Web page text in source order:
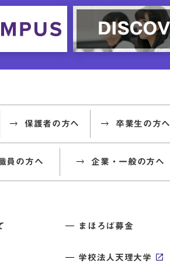
保護者の方へ 卒業生の方へ
員の方へ 企業・一般の方へ
まほろば募金
学校法人天理大学